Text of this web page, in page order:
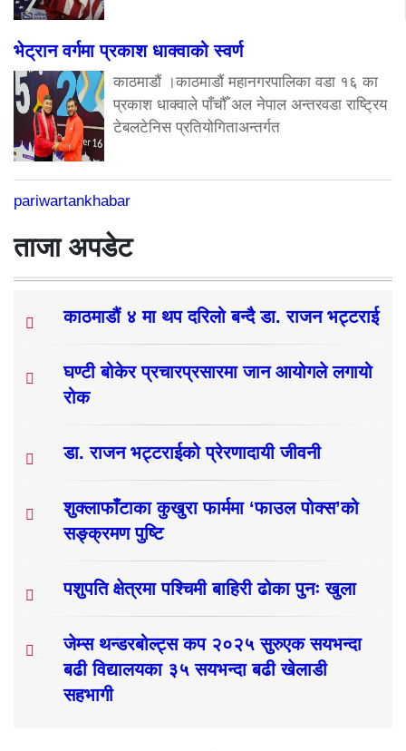
भेट्रान वर्गमा प्रकाश धाक्वाको स्वर्ण
काठमाडौं ।काठमाडौं महानगरपालिका वडा १६ का
प्रकाश धाक्वाले पाँचौँ अल नेपाल अन्तरवडा राष्ट्रिय
टेबलटेनिस प्रतियोगिताअन्तर्गत
pariwartankhabar
ताजा अपडेट
काठमाडौं ४ मा थप दरिलो बन्दै डा. राजन भट्टराई
घण्टी बोकेर प्रचारप्रसारमा जान आयोगले लगायो
रोक
डा. राजन भट्टराईको प्रेरणादायी जीवनी
शुक्लाफाँटाका कुखुरा फार्ममा ‘फाउल पोक्स’को
सङ्क्रमण पुष्टि
पशुपति क्षेत्रमा पश्चिमी बाहिरी ढोका पुनः खुला
जेम्स थन्डरबोल्ट्स कप २०२५ सुरुएक सयभन्दा
बढी विद्यालयका ३५ सयभन्दा बढी खेलाडी
सहभागी